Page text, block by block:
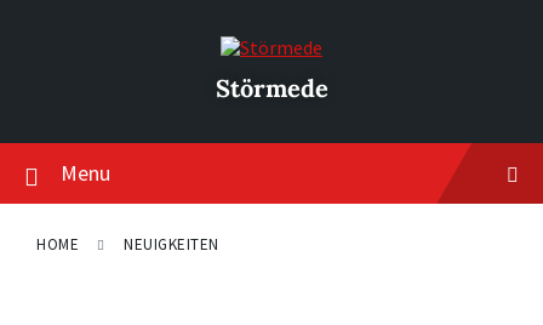
Störmede
Menu
HOME NEUIGKEITEN